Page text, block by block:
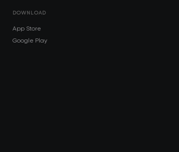
DOWNLOAD
App Store
Google Play